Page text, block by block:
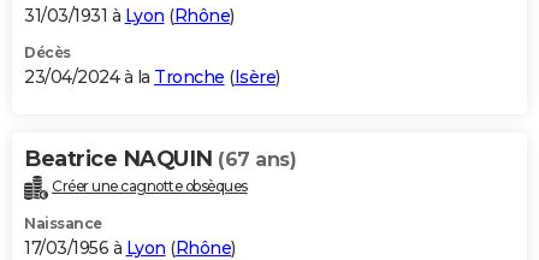
S'inscrire
Se connecter
Lycées
Collèges
Primaires
Universités
Entreprises
Service militaire
Avis de recherche
AVIS DE DÉCÈS
Bricolage
Lifestyle
Culture
Sport
Auto
Television
Voyage
Cinema
31/03/1931 à Lyon (Rhône)
Décès
23/04/2024 à la Tronche (Isère)
Beatrice NAQUIN (67 ans)
Créer une cagnotte obsèques
Naissance
17/03/1956 à Lyon (Rhône)